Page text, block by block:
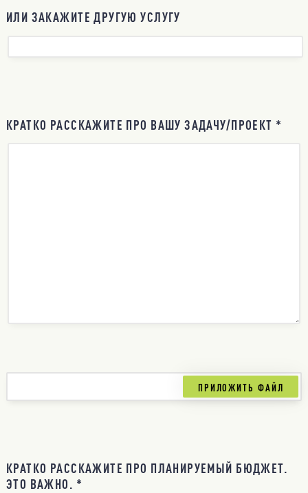
ИЛИ ЗАКАЖИТЕ ДРУГУЮ УСЛУГУ
КРАТКО РАССКАЖИТЕ ПРО ВАШУ ЗАДАЧУ/ПРОЕКТ *
КРАТКО РАССКАЖИТЕ ПРО ПЛАНИРУЕМЫЙ БЮДЖЕТ.
ЭТО ВАЖНО. *